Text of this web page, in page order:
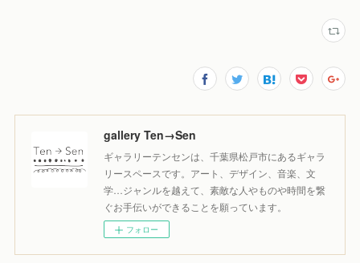
gallery Ten→Sen
ギャラリーテンセンは、千葉県松戸市にあるギャラ
リースペースです。アート、デザイン、音楽、文
学…ジャンルを越えて、素敵な人やものや時間を繋
ぐお手伝いができることを願っています。
フォロー